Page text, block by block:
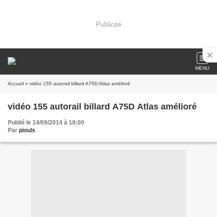
Publicité
MENU
Accueil » vidéo 155 autorail billard A75D Atlas amélioré
vidéo 155 autorail billard A75D Atlas amélioré
Publié le 14/09/2014 à 18:00
Par piouls